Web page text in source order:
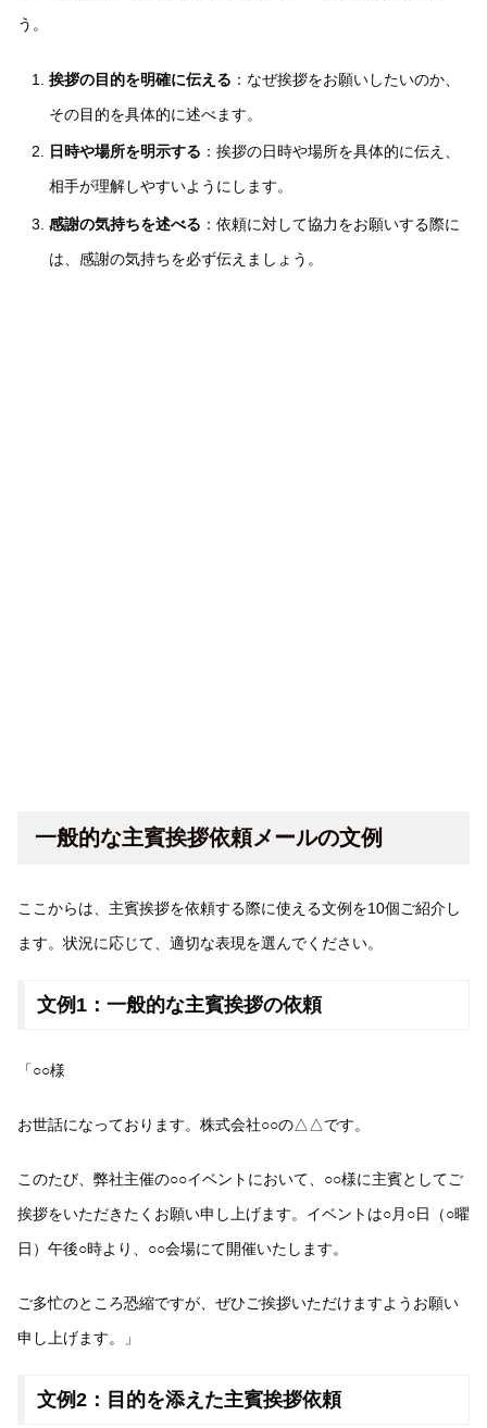
う。
挨拶の目的を明確に伝える ：なぜ挨拶をお願いしたいのか、
その目的を具体的に述べます。
日時や場所を明示する ：挨拶の日時や場所を具体的に伝え、
相手が理解しやすいようにします。
感謝の気持ちを述べる ：依頼に対して協力をお願いする際に
は、感謝の気持ちを必ず伝えましょう。
一般的な主賓挨拶依頼メールの文例
ここからは、主賓挨拶を依頼する際に使える文例を10個ご紹介し
ます。状況に応じて、適切な表現を選んでください。
文例1：一般的な主賓挨拶の依頼
「○○様
お世話になっております。株式会社○○の△△です。
このたび、弊社主催の○○イベントにおいて、○○様に主賓としてご
挨拶をいただきたくお願い申し上げます。イベントは○月○日（○曜
日）午後○時より、○○会場にて開催いたします。
ご多忙のところ恐縮ですが、ぜひご挨拶いただけますようお願い
申し上げます。」
文例2：目的を添えた主賓挨拶依頼